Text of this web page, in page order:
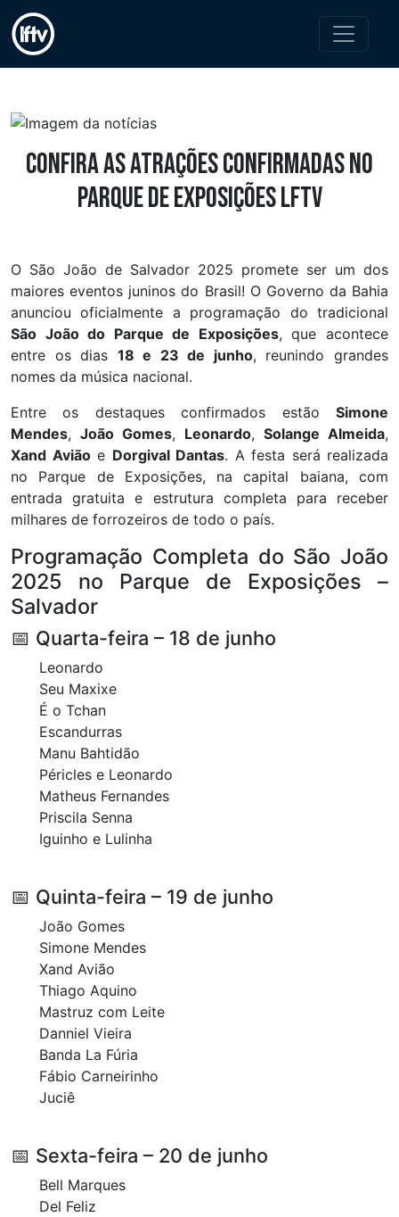
Confira as Atrações Confirmadas no
Parque de Exposições LFTV
O São João de Salvador 2025 promete ser um dos
maiores eventos juninos do Brasil! O Governo da Bahia
anunciou oficialmente a programação do tradicional
São João do Parque de Exposições, que acontece
entre os dias 18 e 23 de junho, reunindo grandes
nomes da música nacional.
Entre os destaques confirmados estão Simone
Mendes, João Gomes, Leonardo, Solange Almeida,
Xand Aviãoe Dorgival Dantas. A festa será realizada
no Parque de Exposições, na capital baiana, com
entrada gratuita e estrutura completa para receber
milhares de forrozeiros de todo o país.
Programação Completa do São João
2025 no Parque de Exposições –
Salvador
📅 Quarta-feira – 18 de junho
Leonardo
Seu Maxixe
É o Tchan
Escandurras
Manu Bahtidão
Péricles e Leonardo
Matheus Fernandes
Priscila Senna
Iguinho e Lulinha
📅 Quinta-feira – 19 de junho
João Gomes
Simone Mendes
Xand Avião
Thiago Aquino
Mastruz com Leite
Danniel Vieira
Banda La Fúria
Fábio Carneirinho
Juciê
📅 Sexta-feira – 20 de junho
Bell Marques
Del Feliz